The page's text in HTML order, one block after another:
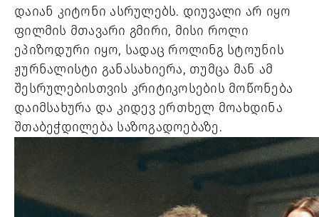
დაიან კიტონი ასრულებს. დიუვალი არ იყო
ფილმის მთავარი გმირი, მისი როლი
ეპიზოდური იყო, სადაც როლინგ სტოუნის
ჟურნალისტი განასახიერა, თუმცა მან ამ
შესრულებისთვის კრიტიკოსების მოწონება
დაიმსახურა და კიდევ ერთხელ მოახდინა
შთაბეჭდილება საზოგადოებაზე.